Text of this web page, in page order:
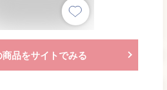
商品をサイトでみる